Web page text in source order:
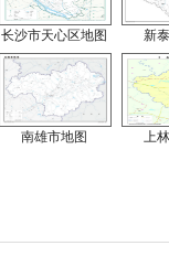
长沙市天心区地图 新
南雄市地图 上